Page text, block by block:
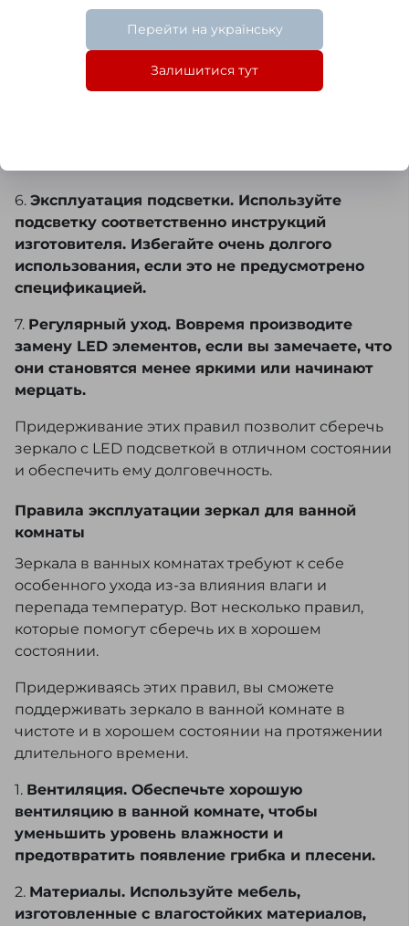
чтобы убедиться в их целостности. Если вы
заметили какие-либо повреждения, не тяните
с ремонтными работами.
6. Эксплуатация подсветки. Используйте
подсветку соответственно инструкций
изготовителя. Избегайте очень долгого
использования, если это не предусмотрено
спецификацией.
7. Регулярный уход. Вовремя производите
замену LED элементов, если вы замечаете, что
они становятся менее яркими или начинают
мерцать.
Придерживание этих правил позволит сберечь
зеркало с LED подсветкой в отличном состоянии
и обеспечить ему долговечность.
Правила эксплуатации зеркал для ванной
комнаты
Зеркала в ванных комнатах требуют к себе
особенного ухода из-за влияния влаги и
перепада температур. Вот несколько правил,
которые помогут сберечь их в хорошем
состоянии.
Придерживаясь этих правил, вы сможете
поддерживать зеркало в ванной комнате в
чистоте и в хорошем состоянии на протяжении
длительного времени.
1. Вентиляция. Обеспечьте хорошую
вентиляцию в ванной комнате, чтобы
уменьшить уровень влажности и
предотвратить появление грибка и плесени.
2. Материалы. Используйте мебель,
изготовленные с влагостойких материалов,
Перейти на українську
Залишитися тут